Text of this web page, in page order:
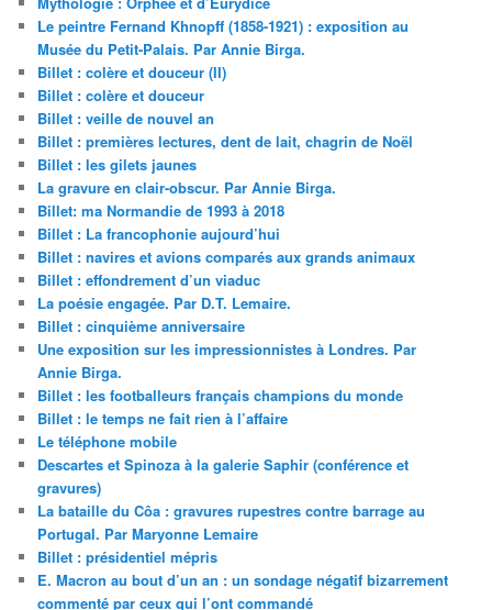
Le peintre Fernand Khnopff (1858-1921) : exposition au
Musée du Petit-Palais. Par Annie Birga.
Billet : colère et douceur (II)
Billet : colère et douceur
Billet : veille de nouvel an
Billet : premières lectures, dent de lait, chagrin de Noël
Billet : les gilets jaunes
La gravure en clair-obscur. Par Annie Birga.
Billet: ma Normandie de 1993 à 2018
Billet : La francophonie aujourd’hui
Billet : navires et avions comparés aux grands animaux
Billet : effondrement d’un viaduc
La poésie engagée. Par D.T. Lemaire.
Billet : cinquième anniversaire
Une exposition sur les impressionnistes à Londres. Par
Annie Birga.
Billet : les footballeurs français champions du monde
Billet : le temps ne fait rien à l’affaire
Le téléphone mobile
Descartes et Spinoza à la galerie Saphir (conférence et
gravures)
La bataille du Côa : gravures rupestres contre barrage au
Portugal. Par Maryonne Lemaire
Billet : présidentiel mépris
E. Macron au bout d’un an : un sondage négatif bizarrement
commenté par ceux qui l’ont commandé